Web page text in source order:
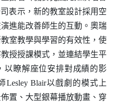
表示，新的教室設計採用空
進能改善師生的互動。奧瑞
室教學與學習的有效性，使
授授課模式，並連結學生平
以瞭解座位安排對成績的影
Lesley Blair以戲劇的模式上
置、大型銀幕播放動畫、穿